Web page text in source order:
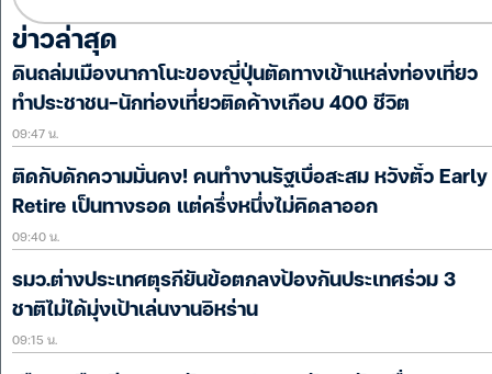
ข่าวล่าสุด
ดินถล่มเมืองนากาโนะของญี่ปุ่นตัดทางเข้าแหล่งท่องเที่ยว
ทำประชาชน-นักท่องเที่ยวติดค้างเกือบ 400 ชีวิต
09:47 น.
ติดกับดักความมั่นคง! คนทำงานรัฐเบื่อสะสม หวังตั๋ว Early
Retire เป็นทางรอด แต่ครึ่งหนึ่งไม่คิดลาออก
09:40 น.
รมว.ต่างประเทศตุรกียันข้อตกลงป้องกันประเทศร่วม 3
ชาติไม่ได้มุ่งเป้าเล่นงานอิหร่าน
09:15 น.